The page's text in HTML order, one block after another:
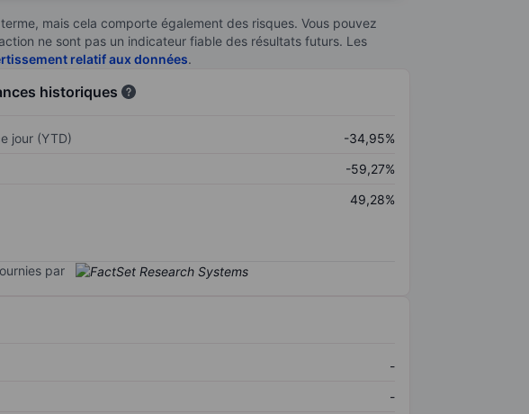
mais cela comporte également des risques. Vous pouvez
ne sont pas un indicateur fiable des résultats futurs. Les
relatif aux données.
historiques
jour (YTD)
-34,95%
-59,27%
49,28%
par
-
-